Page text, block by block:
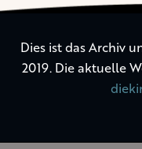
Dies ist das Archiv
2019. Die aktuelle